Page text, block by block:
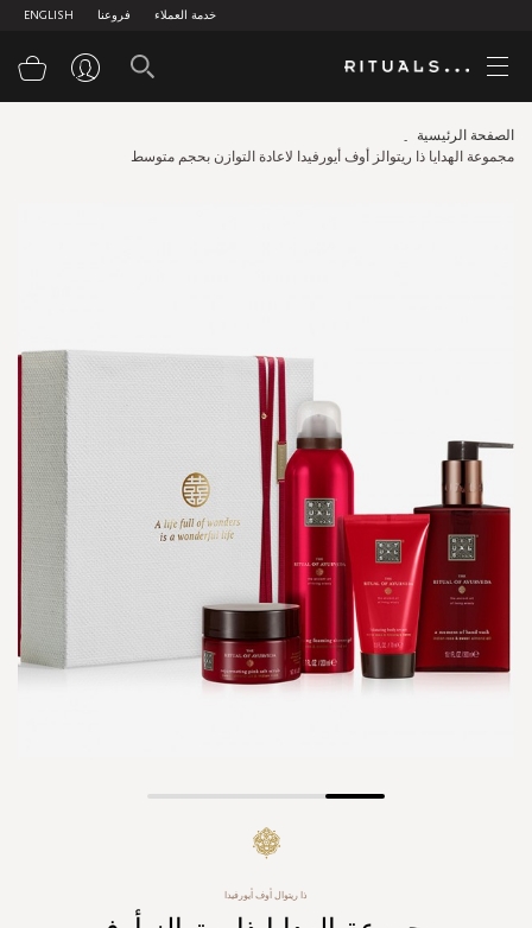
ENGLISH فروعنا خدمة العملاء
الصفحة الرئيسية
مجموعة الهدايا ذا ريتوالز أوف أيورفيدا لاعادة التوازن بحجم متوسط
ذا ريتوال أوف أيورفيدا